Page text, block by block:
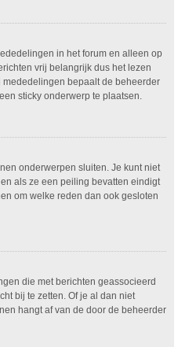
in het forum en alleen op
vrij belangrijk dus het lezen
bepaalt de beheerder
sticky onderwerp te plaatsen.
onderwerpen sluiten. Je kunt niet
als ze een peiling bevatten eindigt
om welke reden dan ook gesloten
die met berichten geassocieerd
bij te zetten. Of je al dan niet
hangt af van de door de beheerder